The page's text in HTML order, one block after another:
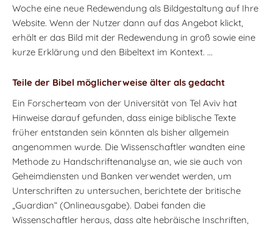
Woche eine neue Redewendung als Bildgestaltung auf Ihre
Website. Wenn der Nutzer dann auf das Angebot klickt,
erhält er das Bild mit der Redewendung in groß sowie eine
kurze Erklärung und den Bibeltext im Kontext. ...
Teile der Bibel möglicherweise älter als gedacht
Ein Forscherteam von der Universität von Tel Aviv hat
Hinweise darauf gefunden, dass einige biblische Texte
früher entstanden sein könnten als bisher allgemein
angenommen wurde. Die Wissenschaftler wandten eine
Methode zu Handschriftenanalyse an, wie sie auch von
Geheimdiensten und Banken verwendet werden, um
Unterschriften zu untersuchen, berichtete der britische
„Guardian“ (Onlineausgabe). Dabei fanden die
Wissenschaftler heraus, dass alte hebräische Inschriften,